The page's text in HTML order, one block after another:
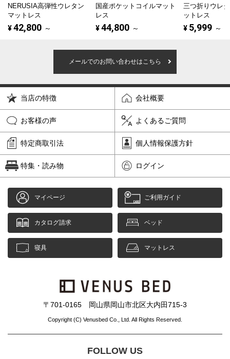
NERUSIA高弾性ウレタン
マットレス
¥42,800 ～
国産ポケットコイルマット
レス
¥44,800 ～
三つ折りウレ
ットレス
¥ 5,999 ～
メールでのお問い合わせはこちら
当店の特徴 会社概要
お客様の声 よくあるご質問
特定商取引法 個人情報保護方針
特集・読み物 ログイン
マイページ ご利用ガイド
カタログ請求 ベッド
寝具 マットレス
〒701-0165 岡山県岡山市北区大内田715-3
Copyright (C) Venusbed Co., Ltd. All Rights Reserved.
FOLLOW US